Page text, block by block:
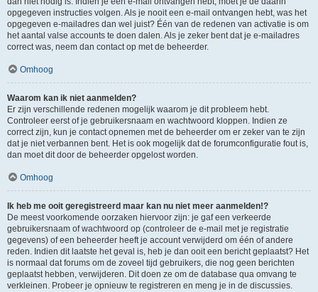
opgegeven instructies volgen. Als je nooit een e-mail ontvangen hebt, was het
opgegeven e-mailadres dan wel juist? Één van de redenen van activatie is om
het aantal valse accounts te doen dalen. Als je zeker bent dat je e-mailadres
correct was, neem dan contact op met de beheerder.
Omhoog
Waarom kan ik niet aanmelden?
Er zijn verschillende redenen mogelijk waarom je dit probleem hebt.
Controleer eerst of je gebruikersnaam en wachtwoord kloppen. Indien ze
correct zijn, kun je contact opnemen met de beheerder om er zeker van te zijn
dat je niet verbannen bent. Het is ook mogelijk dat de forumconfiguratie fout is,
dan moet dit door de beheerder opgelost worden.
Omhoog
Ik heb me ooit geregistreerd maar kan nu niet meer aanmelden!?
De meest voorkomende oorzaken hiervoor zijn: je gaf een verkeerde
gebruikersnaam of wachtwoord op (controleer de e-mail met je registratie
gegevens) of een beheerder heeft je account verwijderd om één of andere
reden. Indien dit laatste het geval is, heb je dan ooit een bericht geplaatst? Het
is normaal dat forums om de zoveel tijd gebruikers, die nog geen berichten
geplaatst hebben, verwijderen. Dit doen ze om de database qua omvang te
verkleinen. Probeer je opnieuw te registreren en meng je in de discussies.